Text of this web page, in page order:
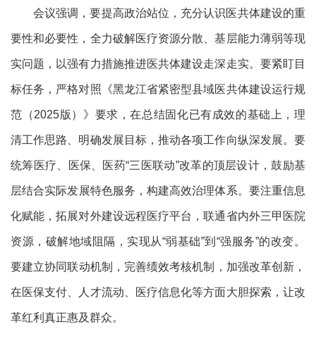
会议强调，要提高政治站位，充分认识医共体建设的重
要性和必要性， 全力破解医疗资源分散、基层能力薄弱等现
实问题， 以强有力措施推进医共体建设走深走实。要紧盯目
标任务，严格对照《黑龙江省紧密型县域医共体建设运行规
范（2025版）》要求，在总结固化已有成效的基础上，理
清工作思路、明确发展目标，推动各项工作向纵深发展。要
统筹医疗、医保、医药“三医联动”改革的顶层设计，鼓励基
层结合实际发展特色服务，构建高效治理体系。要注重信息
化赋能，拓展对外建设远程医疗平台，联通省内外三甲医院
资源，破解地域阻隔，实现从“弱基础”到“强服务”的改变。
要建立协同联动机制 ， 完善绩效考核机制 ， 加强改革创新 ，
在医保支付、人才流动、医疗信息化等方面大胆探索，让改
革红利真正惠及群众。